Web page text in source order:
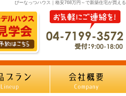
ぴーなっつハウス｜格安768万円～で新築住宅が買える